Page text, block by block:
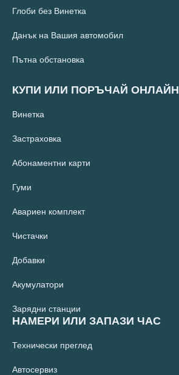
Глоби без Винетка
Данък на Вашия автомобил
Пътна обстановка
КУПИ ИЛИ ПОРЪЧАЙ ОНЛАЙН
Винетка
Застраховка
Абонаментни карти
Гуми
Авариен комплект
Чистачки
Добавки
Акумулатори
Зарядни станции
НАМЕРИ ИЛИ ЗАПАЗИ ЧАС
Технически преглед
Автосервиз